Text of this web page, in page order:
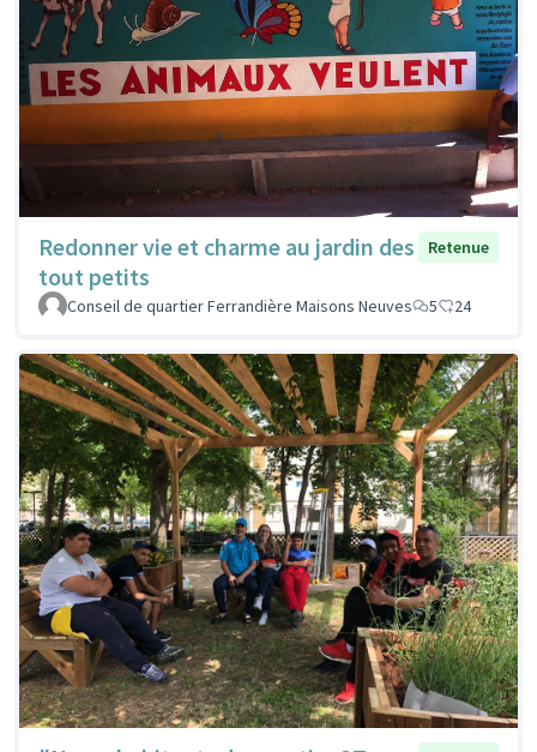
Redonner vie et charme au jardin des
tout petits
Retenue
Conseil de quartier Ferrandière Maisons Neuves 5 24